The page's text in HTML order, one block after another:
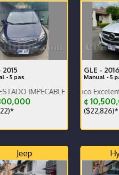
2015
- 5 pas.
POCO KILOMETRAJE-
GLE - 2016
Manual - 5
muy Económico Excelente Estado
¢
($22,826)*
Garantía
Jeep